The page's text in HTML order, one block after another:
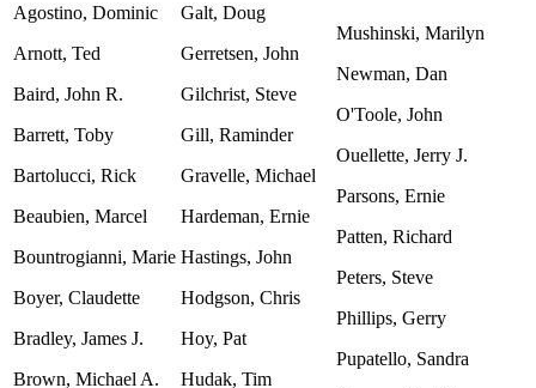
Agostino, Dominic
Arnott, Ted
Baird, John R.
Barrett, Toby
Bartolucci, Rick
Beaubien, Marcel
Bountrogianni, Marie
Boyer, Claudette
Bradley, James J.
Brown, Michael A.
Galt, Doug
Gerretsen, John
Gilchrist, Steve
Gill, Raminder
Gravelle, Michael
Hardeman, Ernie
Hastings, John
Hodgson, Chris
Hoy, Pat
Hudak, Tim
Mushinski, Marilyn
Newman, Dan
O'Toole, John
Ouellette, Jerry J.
Parsons, Ernie
Patten, Richard
Peters, Steve
Phillips, Gerry
Pupatello, Sandra